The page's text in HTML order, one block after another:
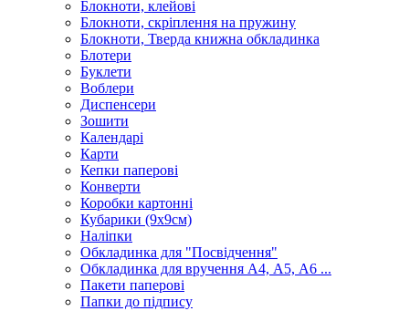
Блокноти, клейові
Блокноти, скріплення на пружину
Блокноти, Тверда книжна обкладинка
Блотери
Буклети
Воблери
Диспенсери
Зошити
Календарі
Карти
Кепки паперові
Конверти
Коробки картонні
Кубарики (9х9см)
Наліпки
Обкладинка для "Посвідчення"
Обкладинка для вручення А4, А5, А6 ...
Пакети паперові
Папки до підпису